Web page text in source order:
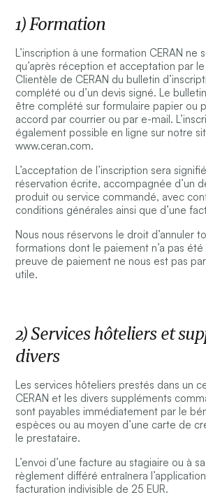
1) Formation
L’inscription à une formation CERAN ne
qu’après réception et acceptation par
Clientèle de CERAN du bulletin
complété ou d’un devis signé. Le
être complété sur formulaire papier ou
accord par courrier ou par e-mail.
également possible en ligne sur notre
www.ceran.com.
L’acceptation de l’inscription sera
réservation écrite, accompagnée d’un
produit ou service commandé, avec
conditions générales ainsi que d’une
Nous nous réservons le droit d’annuler
formations dont le paiement n’a pas
preuve de paiement ne nous est pas
utile.
2) Services hôteliers et
divers
Les services hôteliers prestés dans un
CERAN et les divers suppléments
sont payables immédiatement par le
espèces ou au moyen d’une carte de
le prestataire.
L’envoi d’une facture au stagiaire ou à
règlement différé entraînera
facturation indivisible de 25 EUR.